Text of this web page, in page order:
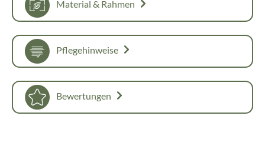
Material & Rahmen
Pflegehinweise
Bewertungen